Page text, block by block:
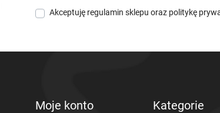
Akceptuję regulamin sklepu oraz politykę
Moje konto Kategorie